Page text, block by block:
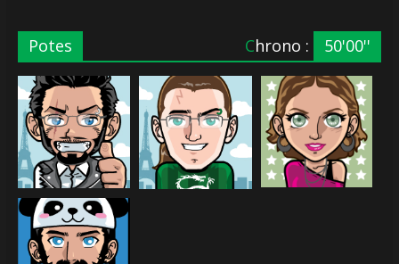
Potes Chrono : 50'00''